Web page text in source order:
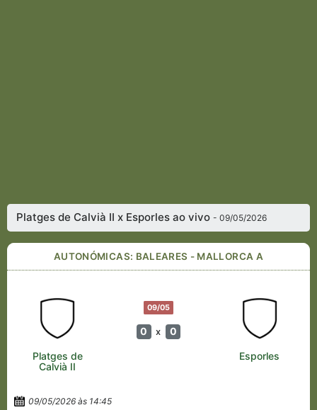
Platges de Calvià II x Esporles ao vivo- 09/05/2026
AUTONÓMICAS: BALEARES - MALLORCA A
09/05
0 x 0
Platges de
Calvià II
Esporles
09/05/2026 às 14:45